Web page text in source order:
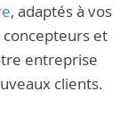
, adaptés à vos
et
entreprise
clients.